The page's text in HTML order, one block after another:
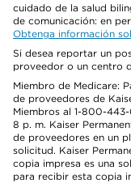
cuidado de la salud
de comunicación: en
Obtenga información
Si desea reportar un
proveedor o un centro
Miembro de Medicare:
de proveedores de
Miembros al 1-800-
8 p. m. Kaiser
de proveedores en un
solicitud. Kaiser
copia impresa es una
para recibir esta copia